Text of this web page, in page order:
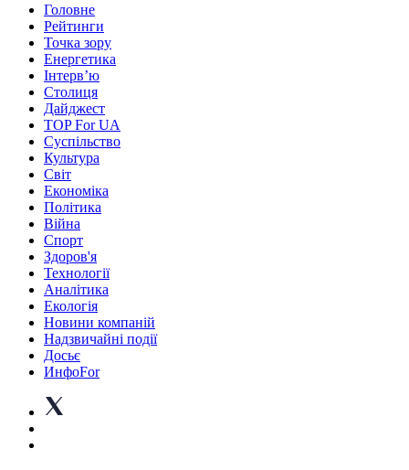
Головне
Рейтинги
Точка зору
Енергетика
Інтерв’ю
Столиця
Дайджест
TOP For UA
Суспiльство
Культура
Світ
Економіка
Політика
Війна
Спорт
Здоров'я
Технології
Аналітика
Екологія
Новини компаній
Надзвичайні події
Досьє
ИнфоFor